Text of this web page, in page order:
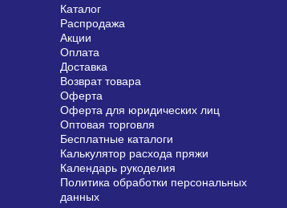
Каталог
Распродажа
Акции
Оплата
Доставка
Возврат товара
Оферта
Оферта для юридических лиц
Оптовая торговля
Бесплатные каталоги
Калькулятор расхода пряжи
Календарь рукоделия
Политика обработки персональных
данных